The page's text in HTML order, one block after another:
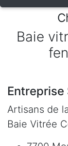
Baie
Entreprise
Artisans de
Baie Vitrée